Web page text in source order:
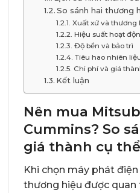
So sánh hai thương
Xuất xứ và thương
Hiệu suất hoạt
Độ bền và bảo trì
Tiêu hao nhiên
Chi phí và giá
Kết luận
Nên mua
Cummins? So
giá thành cụ thể
Khi chọn máy phát
thương hiệu được quan